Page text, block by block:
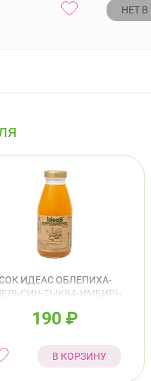
НЕТ
СОК ИДЕАС ОБЛЕПИХА-
ТЫКВА-ИМБИРЬ
190 ₽
В КОРЗИНУ